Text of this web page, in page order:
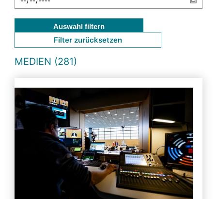
Auswahl filtern
Filter zurücksetzen
MEDIEN (281)